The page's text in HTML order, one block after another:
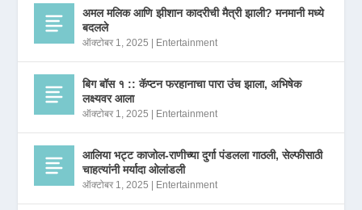
अमल मलिक आणि झीशान कादरीची मैत्री झाली? मनमानी मध्ये
बदलले
ऑक्टोबर 1, 2025 | Entertainment
बिग बॉस १ :: कॅप्टन फरहानाचा पारा उंच झाला, अभिषेक
लक्ष्यवर आला
ऑक्टोबर 1, 2025 | Entertainment
आलिया भट्ट काजोल-राणीच्या दुर्गा पंडलला गाठली, सेल्फीसाठी
चाहत्यांनी मर्यादा ओलांडली
ऑक्टोबर 1, 2025 | Entertainment